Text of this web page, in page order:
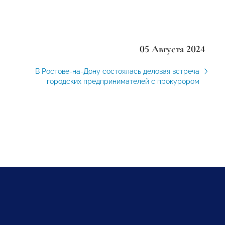
05 Августа 2024
В Ростове-на-Дону состоялась деловая встреча
городских предпринимателей с прокурором